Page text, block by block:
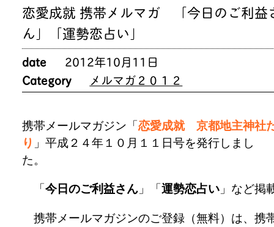
恋愛成就 携帯メルマガ 「今日のご利益
ん」「運勢恋占い」
date
2012年10月11日
Category
メルマガ２０１２
携帯メールマガジン「恋愛成就 京都地主神社
り 」平成２４年１０月１１日号を発行しまし
た
「今日のご利益さん 」「運勢恋占い 」など掲
携帯メールマガジンのご登録（無料）は、携